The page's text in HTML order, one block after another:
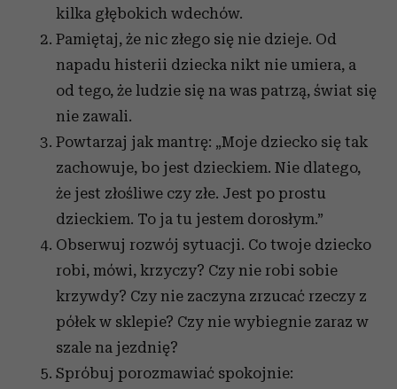
kilka głębokich wdechów.
Pamiętaj, że nic złego się nie dzieje. Od
napadu histerii dziecka nikt nie umiera, a
od tego, że ludzie się na was patrzą, świat się
nie zawali.
Powtarzaj jak mantrę: „Moje dziecko się tak
zachowuje, bo jest dzieckiem. Nie dlatego,
że jest złośliwe czy złe. Jest po prostu
dzieckiem. To ja tu jestem dorosłym.”
Obserwuj rozwój sytuacji. Co twoje dziecko
robi, mówi, krzyczy? Czy nie robi sobie
krzywdy? Czy nie zaczyna zrzucać rzeczy z
półek w sklepie? Czy nie wybiegnie zaraz w
szale na jezdnię?
Spróbuj porozmawiać spokojnie: